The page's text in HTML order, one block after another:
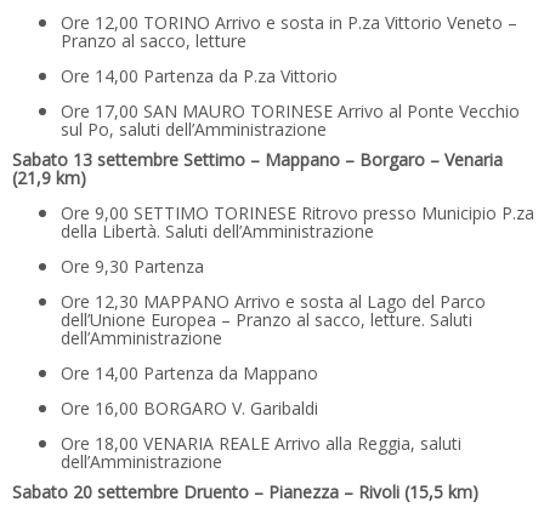
Ore 12,00 TORINO Arrivo e sosta in P.za Vittorio Veneto –
Pranzo al sacco, letture
Ore 14,00 Partenza da P.za Vittorio
Ore 17,00 SAN MAURO TORINESE Arrivo al Ponte Vecchio
sul Po, saluti dell’Amministrazione
Sabato 13 settembre Settimo – Mappano – Borgaro – Venaria
(21,9 km)
Ore 9,00 SETTIMO TORINESE Ritrovo presso Municipio P.za
della Libertà. Saluti dell’Amministrazione
Ore 9,30 Partenza
Ore 12,30 MAPPANO Arrivo e sosta al Lago del Parco
dell’Unione Europea – Pranzo al sacco, letture. Saluti
dell’Amministrazione
Ore 14,00 Partenza da Mappano
Ore 16,00 BORGARO V. Garibaldi
Ore 18,00 VENARIA REALE Arrivo alla Reggia, saluti
dell’Amministrazione
Sabato 20 settembre Druento – Pianezza – Rivoli (15,5 km)